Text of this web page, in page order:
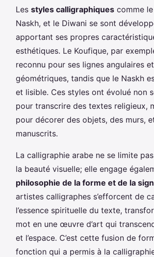
Les styles calligraphiques comme
Naskh, et le Diwani se sont
apportant ses propres
esthétiques. Le Koufique, par
reconnu pour ses lignes angulaires
géométriques, tandis que le Naskh
et lisible. Ces styles ont évolué non
pour transcrire des textes religieux,
pour décorer des objets, des murs,
manuscrits.
La calligraphie arabe ne se limite
la beauté visuelle; elle engage
philosophie de la forme et de la
artistes calligraphes s’efforcent de
l’essence spirituelle du texte,
mot en une œuvre d’art qui
et l’espace. C’est cette fusion de
fonction qui a permis à la